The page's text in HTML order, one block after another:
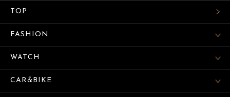
TOP
FASHION
WATCH
CAR&BIKE